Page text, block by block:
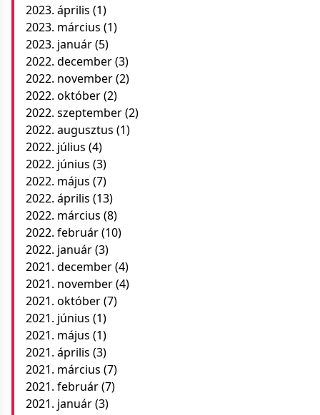
2023. április (1)
2023. március (1)
2023. január(5)
2022. december(3)
2022. november(2)
2022. október(2)
2022. szeptember(2)
2022. augusztus (1)
2022. július (4)
2022. június (3)
2022. május (7)
2022. április (13)
2022. március (8)
2022. február(10)
2022. január(3)
2021. december(4)
2021. november(4)
2021. október(7)
2021. június (1)
2021. május (1)
2021. április (3)
2021. március (7)
2021. február(7)
2021. január(3)